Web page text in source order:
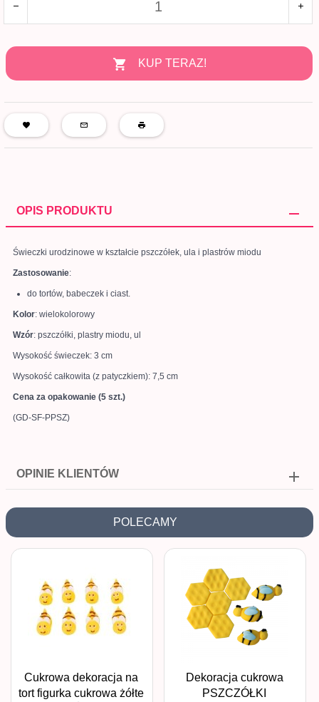
KUP TERAZ!
OPIS PRODUKTU
Świeczki urodzinowe w kształcie pszczółek, ula i plastrów miodu
Zastosowanie:
do tortów, babeczek i ciast.
Kolor: wielokolorowy
Wzór: pszczółki, plastry miodu, ul
Wysokość świeczek: 3 cm
Wysokość całkowita (z patyczkiem): 7,5 cm
Cena za opakowanie (5 szt.)
(GD-SF-PPSZ)
OPINIE KLIENTÓW
POLECAMY
Cukrowa dekoracja na
tort figurka cukrowa żółte
Dekoracja cukrowa
PSZCZÓŁKI